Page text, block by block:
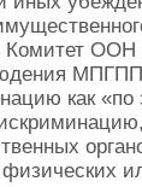
Комитет ООН
как «по